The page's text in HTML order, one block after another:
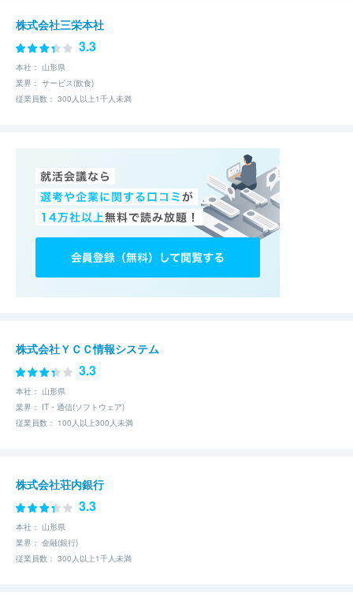
株式会社三栄本社
3.3
本社： 山形県
業界： サービス(飲食)
従業員数： 300人以上1千人未満
株式会社ＹＣＣ情報システム
3.3
本社： 山形県
業界： IT・通信(ソフトウェア)
従業員数： 100人以上300人未満
株式会社荘内銀行
3.3
本社： 山形県
業界： 金融(銀行)
従業員数： 300人以上1千人未満